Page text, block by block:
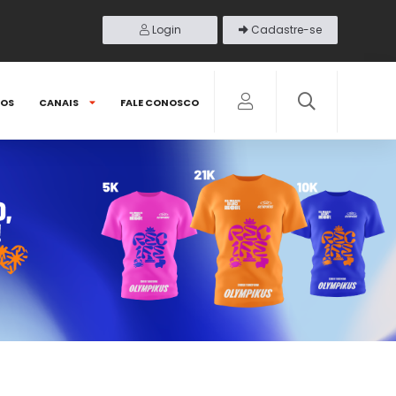
Login Cadastre-se
CANAIS FALE CONOSCO